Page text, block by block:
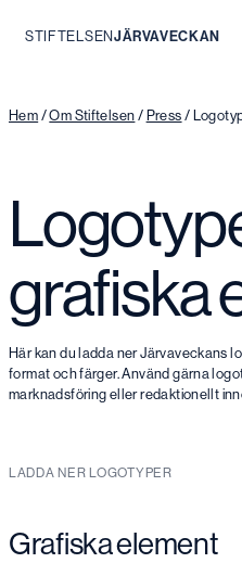
innehåll
STIFTELSENJÄRVAVECKAN
Hem /Om Stiftelsen / Press /
grafiska
Här kan du ladda ner Järvaveckans
format och färger. Använd gärna
marknadsföring eller redaktionellt
LADDA NER LOGOTYPER
Grafiska element